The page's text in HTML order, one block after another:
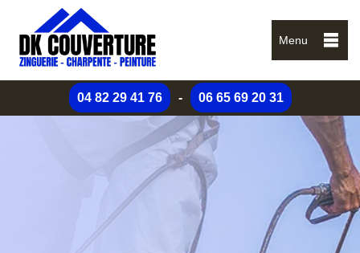
Menu
04 82 29 41 76 - 06 65 69 20 31